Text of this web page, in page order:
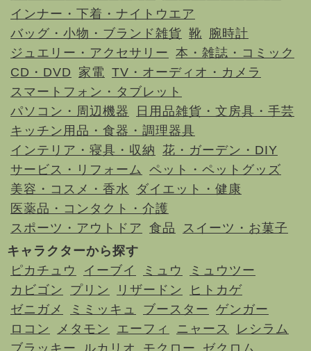
インナー・下着・ナイトウエア
バッグ・小物・ブランド雑貨 靴 腕時計
ジュエリー・アクセサリー 本・雑誌・コミック
CD・DVD
家電 TV・オーディオ・カメラ
スマートフォン・タブレット
パソコン・周辺機器
日用品雑貨・文房具・手芸
キッチン用品・食器・調理器具
インテリア・寝具・収納 花・ガーデン・DIY
サービス・リフォーム ペット・ペットグッズ
美容・コスメ・香水
ダイエット・健康
医薬品・コンタクト・介護
スポーツ・アウトドア 食品
スイーツ・お菓子
キャラクターから探す
ピカチュウ
イーブイ ミュウ
ミュウツー
カビゴン
プリン リザードン
ヒトカゲ
ゼニガメ
ミミッキュ ブースター ゲンガー
ロコン
メタモン エーフィ ニャース
レシラム
ブラッキー
ルカリオ モクロー ゼクロム